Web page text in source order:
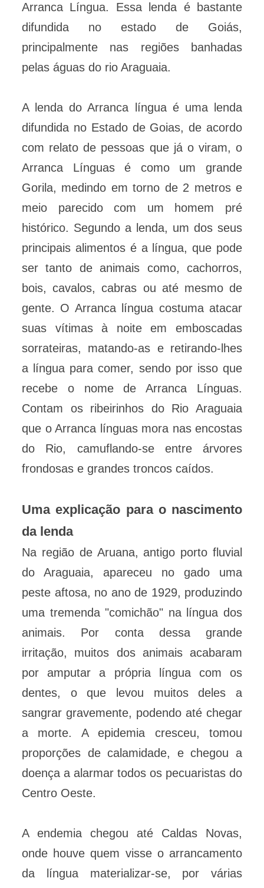
Arranca Língua. Essa lenda é bastante
difundida no estado de Goiás,
principalmente nas regiões banhadas
pelas águas do rio Araguaia.
A lenda do Arranca língua é uma lenda
difundida no Estado de Goias, de acordo
com relato de pessoas que já o viram, o
Arranca Línguas é como um grande
Gorila, medindo em torno de 2 metros e
meio parecido com um homem pré
histórico. Segundo a lenda, um dos seus
principais alimentos é a língua, que pode
ser tanto de animais como, cachorros,
bois, cavalos, cabras ou até mesmo de
gente. O Arranca língua costuma atacar
suas vítimas à noite em emboscadas
sorrateiras, matando-as e retirando-lhes
a língua para comer, sendo por isso que
recebe o nome de Arranca Línguas.
Contam os ribeirinhos do Rio Araguaia
que o Arranca línguas mora nas encostas
do Rio, camuflando-se entre árvores
frondosas e grandes troncos caídos.
Uma explicação para o nascimento
da lenda
Na região de Aruana, antigo porto fluvial
do Araguaia, apareceu no gado uma
peste aftosa, no ano de 1929, produzindo
uma tremenda "comichão" na língua dos
animais. Por conta dessa grande
irritação, muitos dos animais acabaram
por amputar a própria língua com os
dentes, o que levou muitos deles a
sangrar gravemente, podendo até chegar
a morte. A epidemia cresceu, tomou
proporções de calamidade, e chegou a
doença a alarmar todos os pecuaristas do
Centro Oeste.
A endemia chegou até Caldas Novas,
onde houve quem visse o arrancamento
da língua materializar-se, por várias